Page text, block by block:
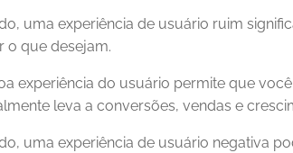
uma experiência de usuário ruim
o que desejam.
experiência do usuário permite que
leva a conversões, vendas e
uma experiência de usuário negativa